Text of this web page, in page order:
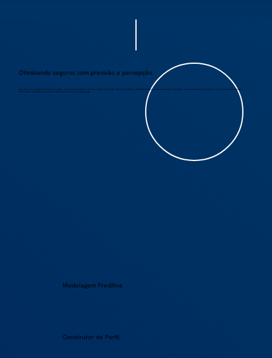
Otimizando seguros com precisão e percepção
Aproveite uma variedade de fontes de dados, incluindo telemetria de veículos, tráfego, clima, GIS, dados de políticas e telemetria básica, como aceleração e frenagem, bem como fatores avançados, como geometria da estrada e
informações de tráfego, para permitir uma avaliação de risco abrangente.
Modelagem Preditiva
Construtor de Perfil